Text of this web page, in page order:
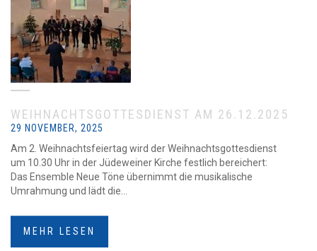
WEIHNACHTSGOTTESDIENST AM 26.12.2025
29 NOVEMBER, 2025
Am 2. Weihnachtsfeiertag wird der Weihnachtsgottesdienst
um 10.30 Uhr in der Jüdeweiner Kirche festlich bereichert:
Das Ensemble Neue Töne übernimmt die musikalische
Umrahmung und lädt die...
MEHR LESEN